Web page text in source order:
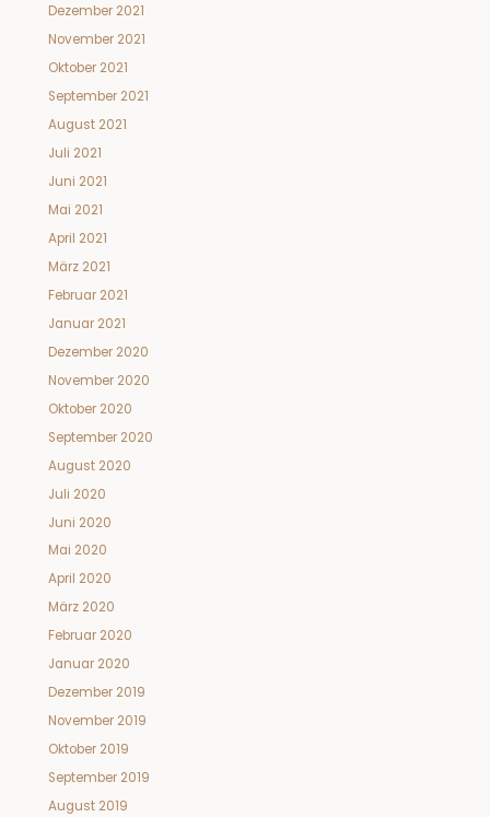
Dezember 2021
November 2021
Oktober 2021
September 2021
August 2021
Juli 2021
Juni 2021
Mai 2021
April 2021
März 2021
Februar 2021
Januar 2021
Dezember 2020
November 2020
Oktober 2020
September 2020
August 2020
Juli 2020
Juni 2020
Mai 2020
April 2020
März 2020
Februar 2020
Januar 2020
Dezember 2019
November 2019
Oktober 2019
September 2019
August 2019